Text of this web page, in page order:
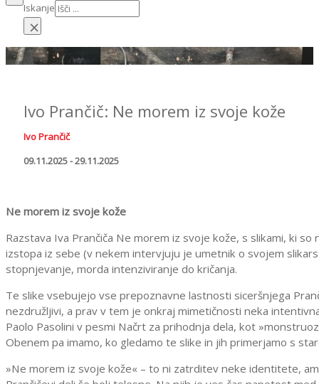
Iskanje
×
Ivo Prančič: Ne morem iz svoje kože
Ivo Prančič
09.11.2025 - 29.11.2025
Ne morem iz svoje kože
Razstava Iva Prančiča Ne morem iz svoje kože, s slikami, ki
izstopa iz sebe (v nekem intervjuju je umetnik o svojem
stopnjevanje, morda intenziviranje do kričanja.
Te slike vsebujejo vse prepoznavne lastnosti siceršnjega
nezdružljivi, a prav v tem je onkraj mimetičnosti neka
Paolo Pasolini v pesmi Načrt za prihodnja dela, kot
Obenem pa imamo, ko gledamo te slike in jih primerjamo s
»Ne morem iz svoje kože« – to ni zatrditev neke identitete,